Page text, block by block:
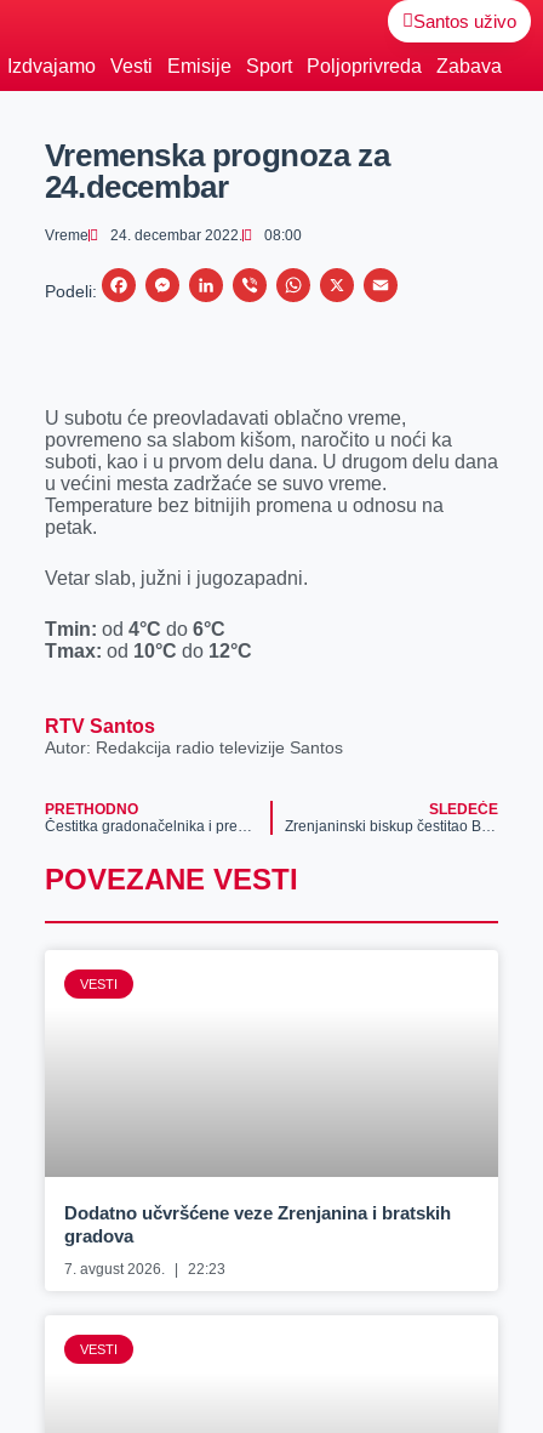
Santos uživo
Izdvajamo Vesti Emisije Sport Poljoprivreda Zabava
Vremenska prognoza za
24.decembar
Vreme 24. decembar 2022. 08:00
Podeli:
F
b
o
o
M
e
n
g
L
e
d
I
n
V
r
W
s
A
p
X
E
l
U subotu će preovladavati oblačno vreme,
povremeno sa slabom kišom, naročito u noći ka
suboti, kao i u prvom delu dana. U drugom delu dana
u većini mesta zadržaće se suvo vreme.
Temperature bez bitnijih promena u odnosu na
petak.
Vetar slab, južni i jugozapadni.
Tmin: od 4°C do 6°C
Tmax: od 10°C do 12°C
RTV Santos
Autor: Redakcija radio televizije Santos
PRETHODNO
Čestitka gradonačelnika i predsednika Skupštine grada sugrađanima koji slave Božić po gregorijanskom kalendaru
SLEDEĆE
Zrenjaninski biskup čestitao Božić
POVEZANE VESTI
VESTI
Dodatno učvršćene veze Zrenjanina i bratskih
gradova
7. avgust 2026. 22:23
VESTI